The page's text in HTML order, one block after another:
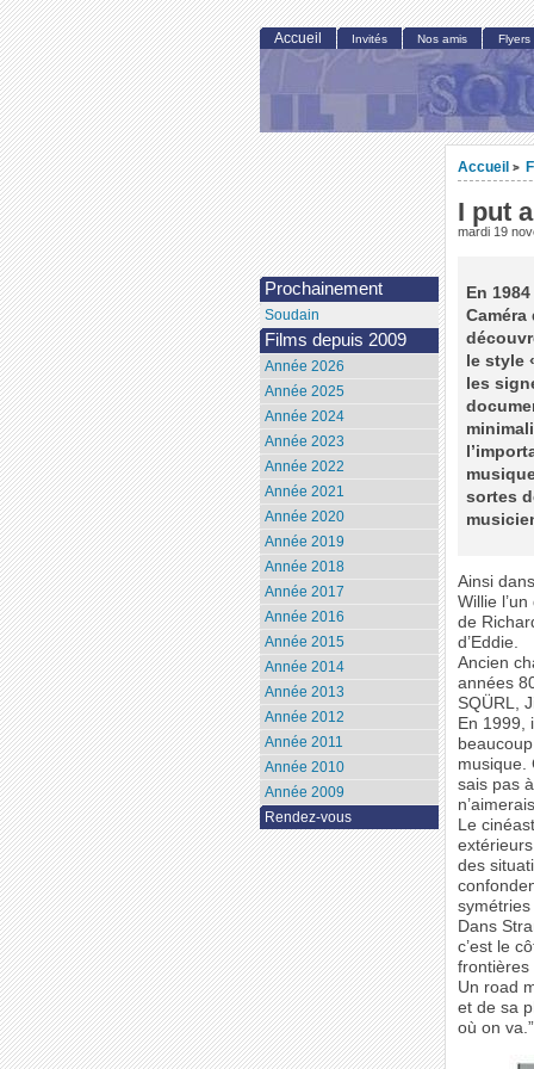
Accueil >
I put
mardi 19
En
Caméra
le style
les
sortes
Ainsi
Willie
de
d’Eddie.
Ancien
années
SQÜRL,
En 1999,
musique.
sais pas
Le
des
Dans
c’est le
frontières
Un road
et de sa
où on va.”
Accueil Invités Nos amis Flyers
Prochainement
Soudain
Films depuis 2009
Année 2026
Année 2025
Année 2024
Année 2023
Année 2022
Année 2021
Année 2020
Année 2019
Année 2018
Année 2017
Année 2016
Année 2015
Année 2014
Année 2013
Année 2012
Année 2011
Année 2010
Année 2009
Rendez-vous